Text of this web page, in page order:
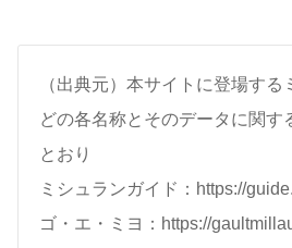
（出典元）本サイトに登場す
どの各名称とそのデータに関す
とおり
ミシュランガイド：https://
ゴ・エ・ミヨ：https://